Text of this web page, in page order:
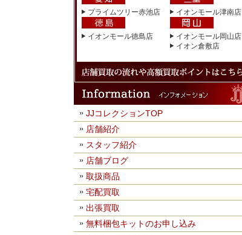
プライムツリー赤池店 イオンモール津南店
イオンモール徳島店
イオンモール岡山店
イオン倉敷店
JJコレクションTOP
店舗紹介
スタッフ紹介
店舗ブログ
取扱商品
宅配買取
出張買取
無料梱包キットのお申し込み